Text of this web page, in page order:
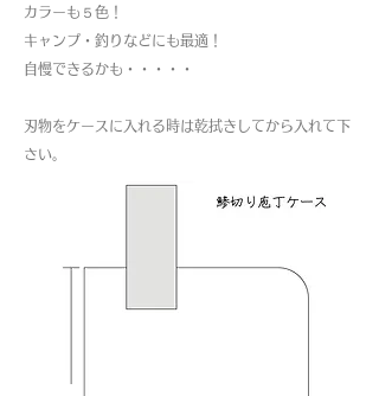
カラーも５色！
キャンプ・釣りなどにも最適！
自慢できるかも・・・・・
刃物をケースに入れる時は乾拭きしてから入れて下
さい。